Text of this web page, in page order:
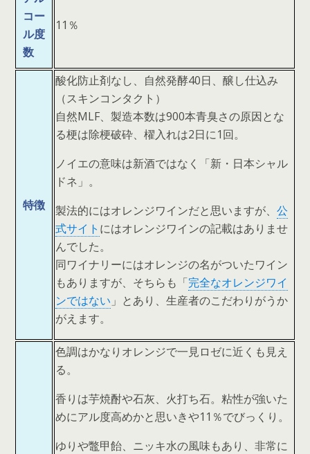
コー
ル度
数
11％
特徴
酸化防止剤なし、自然発酵40日、醸し仕込み
（スキンコンタクト）
自然MLF、製造本数は900本青臭さの原因とな
る梗は除梗破砕、櫂入れは2日に1回。
ノイエの意味は新酒ではなく「新・日本シャル
ドネ」。
製法的にはオレンジワインだと思いますが、 公
式サイト にはオレンジワインの記載はありませ
んでした。
同ワイナリーにはオレンジの名がついたワイン
もありますが、そちらも「完全なオレンジワイ
ンではない 」とあり、生産者のこだわりがうか
がえます。
色調はかなりオレンジで一見ロゼに近くも見え
る。
香りは芋焼酎や石灰、火打ち石。粘性が強いた
めにアル度高めかと思いきや11％でびっくり。
ゆりや鼈甲飴、ニッキ水の風味もあり、非常に